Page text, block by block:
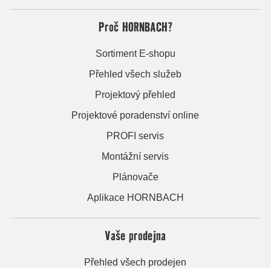
Proč HORNBACH?
Sortiment E-shopu
Přehled všech služeb
Projektový přehled
Projektové poradenství online
PROFI servis
Montážní servis
Plánovače
Aplikace HORNBACH
Vaše prodejna
Přehled všech prodejen